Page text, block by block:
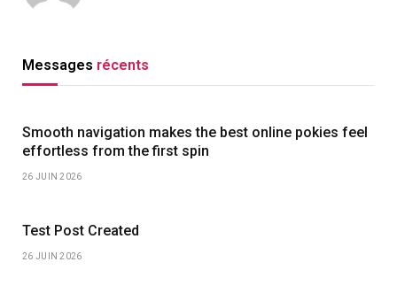
Messages récents
Smooth navigation makes the best online pokies feel
effortless from the first spin
26 JUIN 2026
Test Post Created
26 JUIN 2026